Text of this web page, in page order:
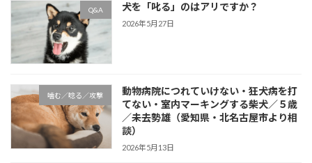
Q&A 犬を「叱る」のはアリですか？
2026年5月27日
噛む／唸る／攻撃
動物病院につれていけない・狂犬病を打
てない・室内マーキングする柴犬／５歳
／未去勢雄（愛知県・北名古屋市より相
談）
2026年5月13日